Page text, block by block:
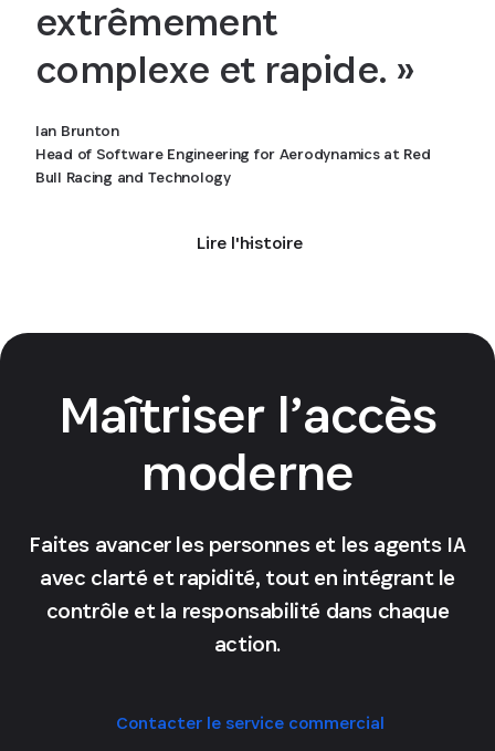
extrêmement
complexe et rapide. »
Ian Brunton
Head of Software Engineering for Aerodynamics at Red
Bull Racing and Technology
Lire l'histoire
Maîtriser l’accès
moderne
Faites avancer les personnes et les agents IA
avec clarté et rapidité, tout en intégrant le
contrôle et la responsabilité dans chaque
action.
Contacter le service commercial